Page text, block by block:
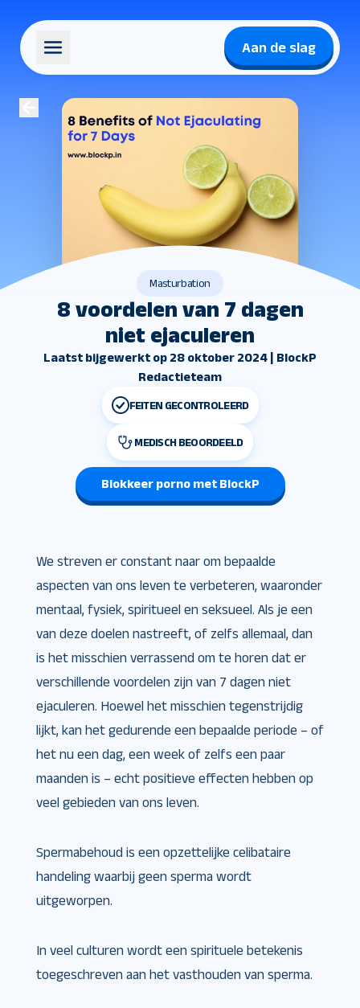
Aan de slag
Masturbation
8 voordelen van 7 dagen
niet ejaculeren
Laatst bijgewerkt op 28 oktober 2024 | BlockP
Redactieteam
FEITEN GECONTROLEERD
MEDISCH BEOORDEELD
Blokkeer porno met BlockP
We streven er constant naar om bepaalde
aspecten van ons leven te verbeteren, waaronder
mentaal, fysiek, spiritueel en seksueel. Als je een
van deze doelen nastreeft, of zelfs allemaal, dan
is het misschien verrassend om te horen dat er
verschillende voordelen zijn van 7 dagen niet
ejaculeren. Hoewel het misschien tegenstrijdig
lijkt, kan het gedurende een bepaalde periode – of
het nu een dag, een week of zelfs een paar
maanden is – echt positieve effecten hebben op
veel gebieden van ons leven.
Spermabehoud is een opzettelijke celibataire
handeling waarbij geen sperma wordt
uitgeworpen.
In veel culturen wordt een spirituele betekenis
toegeschreven aan het vasthouden van sperma.